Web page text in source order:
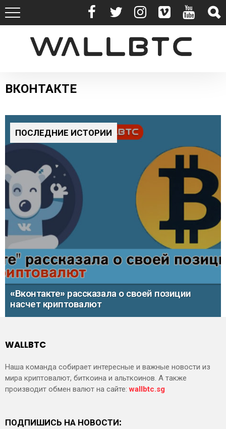
ВКОНТАКТЕ
ПОСЛЕДНИЕ ИСТОРИИ
«Вконтакте» рассказала о своей позиции
насчет криптовалют
WALLBTC
Наша команда собирает интересные и важные новости из
мира криптовалют, биткоина и альткоинов. А также
производит обмен валют на сайте:wallbtc.sg
ПОДПИШИСЬ НА НОВОСТИ: